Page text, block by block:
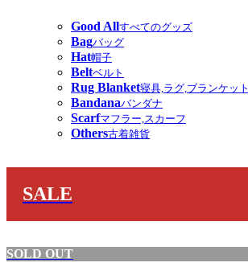
Good Allすべてのグッズ
Bagバッグ
Hat帽子
Beltベルト
Rug Blanket寝具,ラグ,ブランケット
Bandanaバンダナ
Scarfマフラー,スカーフ
Others古着雑貨
SALE
SOLD OUT